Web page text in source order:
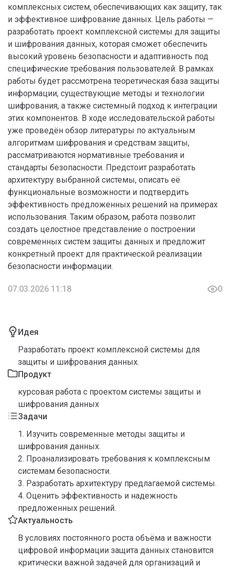
комплексных систем, обеспечивающих как защиту, так
и эффективное шифрование данных. Цель работы —
разработать проект комплексной системы для защиты
и шифрования данных, которая сможет обеспечить
высокий уровень безопасности и адаптивность под
специфические требования пользователей. В рамках
работы будет рассмотрена теоретическая база защиты
информации, существующие методы и технологии
шифрования, а также системный подход к интеграции
этих компонентов. В ходе исследовательской работы
уже проведён обзор литературы по актуальным
алгоритмам шифрования и средствам защиты,
рассматриваются нормативные требования и
стандарты безопасности. Предстоит разработать
архитектуру выбранной системы, описать её
функциональные возможности и подтвердить
эффективность предложенных решений на примерах
использования. Таким образом, работа позволит
создать целостное представление о построении
современных систем защиты данных и предложит
конкретный проект для практической реализации
безопасности информации.
07.03.2026 11:18 0
Идея
Разработать проект комплексной системы для
защиты и шифрования данных.
Продукт
курсовая работа с проектом системы защиты и
шифрования данных
Задачи
1. Изучить современные методы защиты и
шифрования данных.
2. Проанализировать требования к комплексным
системам безопасности.
3. Разработать архитектуру предлагаемой системы.
4. Оценить эффективность и надежность
предложенных решений.
Актуальность
В условиях постоянного роста объёма и важности
цифровой информации защита данных становится
критически важной задачей для организаций и